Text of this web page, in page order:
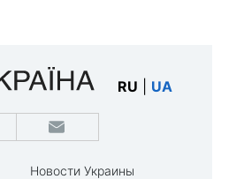
RU UA
Новости Украины